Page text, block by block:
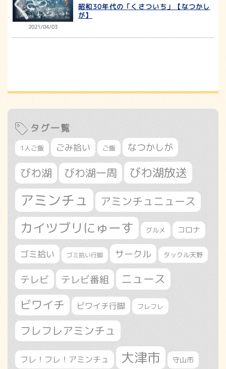
2021/04/03
昭和30年代の「くさついち」【なつかし
が】
タグ一覧
1人ご飯 ごみ拾い ご飯 なつかしが
びわ湖 びわ湖一周 びわ湖放送
アミンチュ アミンチュニュース
カイツブリにゅーす グルメ コロナ
ゴミ拾い ゴミ拾い行脚 サークル タックル天野
テレビ テレビ番組 ニュース
ビワイチ ビワイチ行脚 フレフレ
フレフレアミンチュ
フレ！フレ！アミンチュ 大津市 守山市